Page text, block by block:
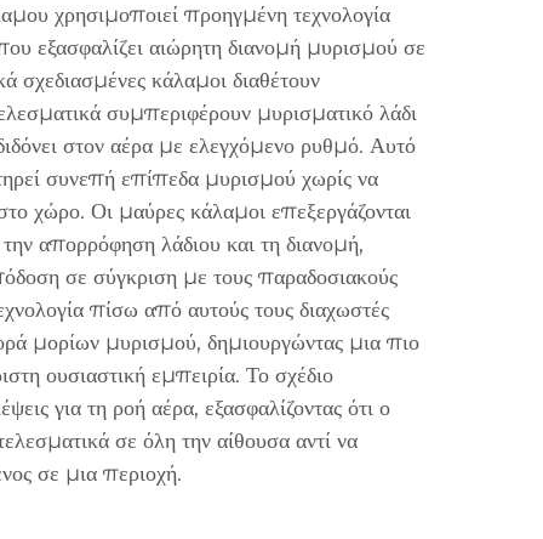
χρησιμοποιεί προηγμένη τεχνολογία
εξασφαλίζει αιώρητη διανομή μυρισμού σε
σχεδιασμένες κάλαμοι διαθέτουν
συμπεριφέρουν μυρισματικό λάδι
στον αέρα με ελεγχόμενο ρυθμό. Αυτό
συνεπή επίπεδα μυρισμού χωρίς να
χώρο. Οι μαύρες κάλαμοι επεξεργάζονται
την απορρόφηση λάδιου και τη διανομή,
σε σύγκριση με τους παραδοσιακούς
πίσω από αυτούς τους διαχωστές
μορίων μυρισμού, δημιουργώντας μια πιο
ουσιαστική εμπειρία. Το σχέδιο
για τη ροή αέρα, εξασφαλίζοντας ότι ο
σε όλη την αίθουσα αντί να
σε μια περιοχή.